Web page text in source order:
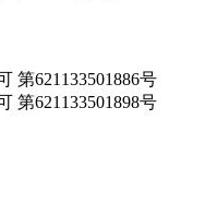
621133501886号
第621133501898号